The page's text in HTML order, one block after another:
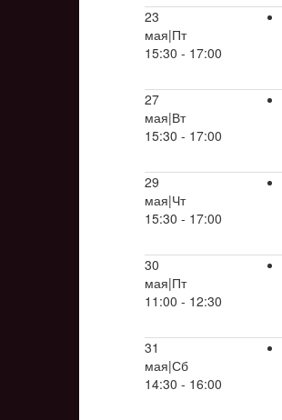
23
мая|Пт
15:30 - 17:00
27
мая|Вт
15:30 - 17:00
29
мая|Чт
15:30 - 17:00
30
мая|Пт
11:00 - 12:30
31
мая|Сб
14:30 - 16:00